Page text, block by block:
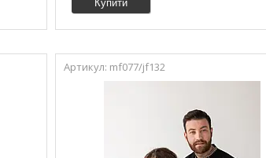
Купити
mf077/jf132